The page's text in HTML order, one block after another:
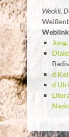
Weckli,
Weblink
d
d